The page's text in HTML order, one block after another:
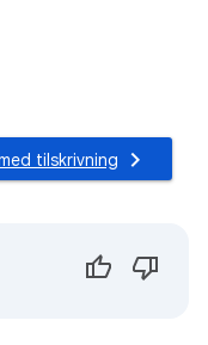
tilskrivning